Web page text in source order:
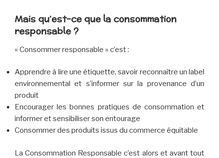
Mais qu’est-ce que la consommation
responsable ?
« Consommer responsable » c’est :
Apprendre à lire une étiquette, savoir reconnaître un label
environnemental et s’informer sur la provenance d’un
produit
Encourager les bonnes pratiques de consommation et
informer et sensibiliser son entourage
Consommer des produits issus du commerce équitable
La Consommation Responsable c’est alors et avant tout